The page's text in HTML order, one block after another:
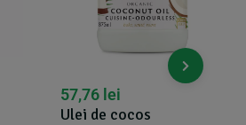
Ulei de cocos
57,76 lei